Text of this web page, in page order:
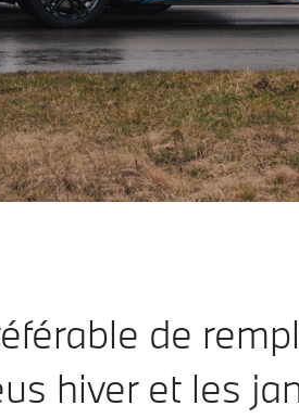
de
hiver et les